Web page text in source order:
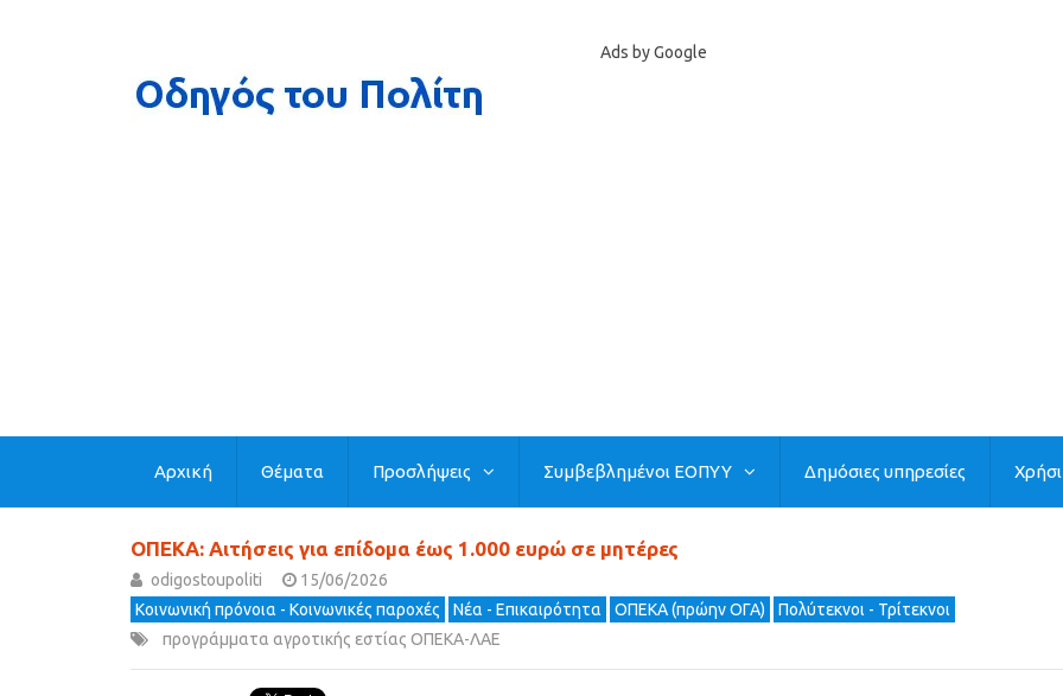
Ads by Google
Αρχική Θέματα Προσλήψεις Συμβεβλημένοι ΕΟΠΥΥ Δημόσιες υπηρεσίες
ΟΠΕΚΑ: Αιτήσεις για επίδομα έως 1.000 ευρώ σε μητέρες
odigostoupoliti
15/06/2026
Κοινωνική πρόνοια - Κοινωνικές παροχές
Νέα - Επικαιρότητα ΟΠΕΚΑ (πρώην ΟΓΑ)
Πολύτεκνοι - Τρίτεκνοι
προγράμματα αγροτικής εστίας ΟΠΕΚΑ-ΛΑΕ